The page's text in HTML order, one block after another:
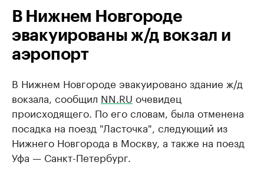
В Нижнем Новгороде
эвакуированы ж/д вокзал и
аэропорт
В Нижнем Новгороде ​эвакуировано здание ж/д
вокзала, сообщил NN.RU очевидец
происходящего. По его словам, была отменена
посадка на поезд "Ласточка", следующий из
Нижнего Новгорода в Москву, а также на поезд
Уфа — Санкт-Петербург.